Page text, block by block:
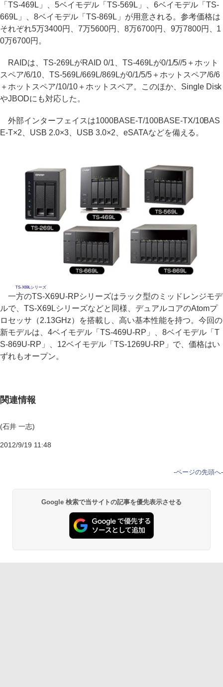
「TS-469L」、5ベイモデル「TS-569L」、6ベイモデル「TS-
669L」、8ベイモデル「TS-869L」が用意される。参考価格は
それぞれ5万3400円、7万5600円、8万6700円、9万7800円、1
0万6700円。
RAIDは、TS-269LがRAID 0/1、TS-469Lが0/1/5//5＋ホット
スペア/6/10、TS-569L/669L/869Lが0/1/5/5＋ホットスペア/6/6
＋ホットスペア/10/10＋ホットスペア。このほか、Single Disk
やJBODにも対応した。
外部インターフェイスは1000BASE-T/100BASE-TX/10BAS
E-T×2、USB 2.0×3、USB 3.0×2、eSATAなどを備える。
TS-X69Lシリーズ
一方のTS-X69U-RPシリーズはラック型のミッドレンジモデ
ルで、TS-X69Lシリーズなどと同様、デュアルコアのAtomプ
ロセッサ（2.13GHz）を搭載し、高い基本性能を持つ。今回の
新モデルは、4ベイモデル「TS-469U-RP」、8ベイモデル「T
S-869U-RP」、12ベイモデル「TS-1269U-RP」で、価格はい
ずれもオープン。
関連情報
(石井 一志)
2012/9/19 11:48
-ページの先頭へ-
Google 検索で当サイトの記事を優先表示させる